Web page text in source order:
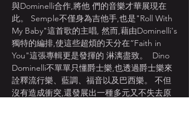
與Dominelli合作,將他 們的音樂才華展現在
此。 Semple不僅身為吉他手,也是"Roll With
My Baby"這首歌的主唱, 然而,藉由Dominelli's
獨特的編排,使這些超煩的天分在“Faith in
You"這張專輯更是發揮的 淋漓盡致。  Dino
Dominelli不單單只懂爵士樂,也透過爵士樂來
詮釋流行樂、藍調、福音以及巴西樂。 不但
沒有造成衝突,還發展出一種多元又不失去原